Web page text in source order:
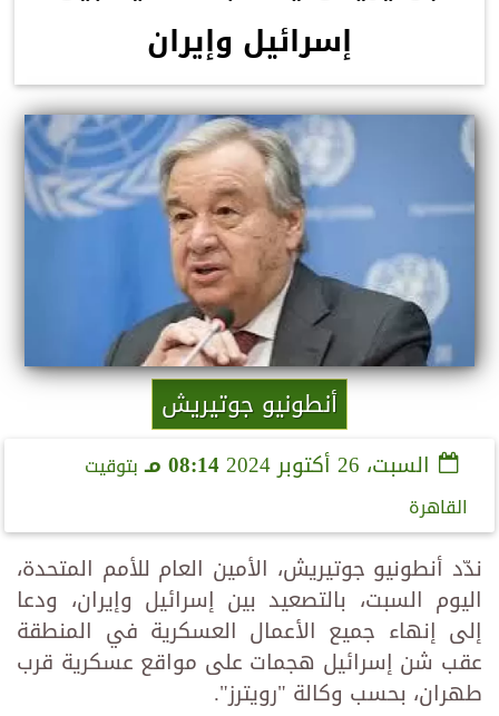
إسرائيل وإيران
أنطونيو جوتيريش
السبت، 26 أكتوبر 2024 08:14 مـ
بتوقيت
القاهرة
ندّد أنطونيو جوتيريش، الأمين العام للأمم المتحدة،
اليوم السبت، بالتصعيد بين إسرائيل وإيران، ودعا
إلى إنهاء جميع الأعمال العسكرية في المنطقة
عقب شن إسرائيل هجمات على مواقع عسكرية قرب
طهران، بحسب وكالة "رويترز".